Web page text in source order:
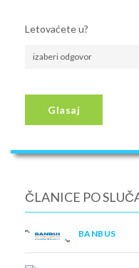
Letovaćete u?
izaberi odgovor
Glasaj
ČLANICE PO
BANBUS